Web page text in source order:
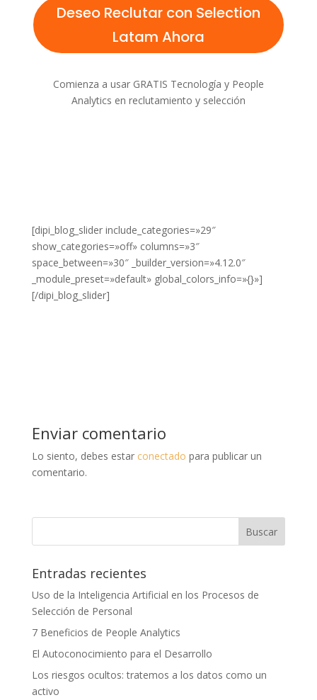
Deseo Reclutar con Selection
Latam Ahora
Comienza a usar GRATIS Tecnología y People
Analytics en reclutamiento y selección
[dipi_blog_slider include_categories=»29″
show_categories=»off» columns=»3″
space_between=»30″ _builder_version=»4.12.0″
_module_preset=»default» global_colors_info=»{}»]
[/dipi_blog_slider]
Enviar comentario
Lo siento, debes estar conectado para publicar un
comentario.
Entradas recientes
Uso de la Inteligencia Artificial en los Procesos de
Selección de Personal
7 Beneficios de People Analytics
El Autoconocimiento para el Desarrollo
Los riesgos ocultos: tratemos a los datos como un
activo